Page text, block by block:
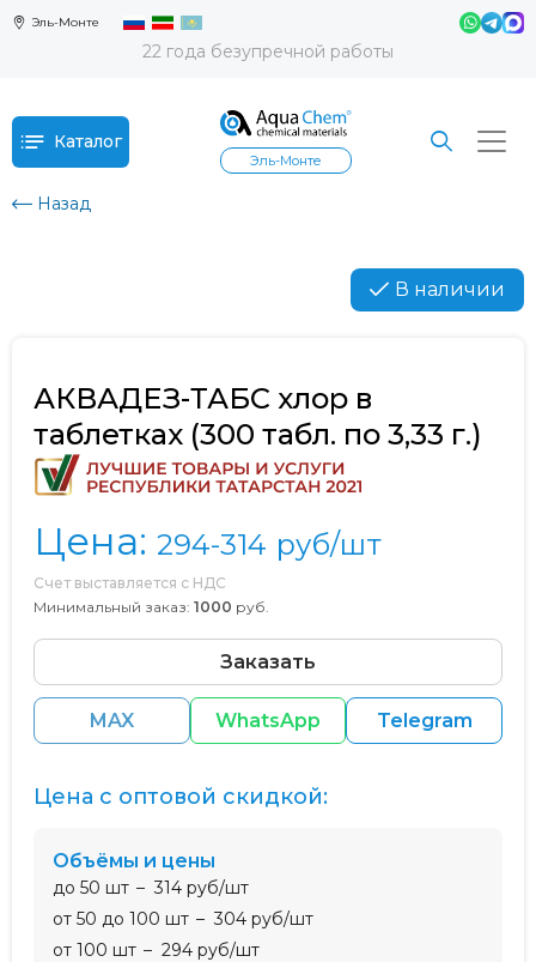
Эль-Монте
22 года безупречной работы
Каталог
Эль-Монте
Назад
В наличии
АКВАДЕЗ-ТАБС хлор в
таблетках (300 табл. по 3,33 г.)
Цена: 294-314 руб/шт
Счет выставляется с НДС
Минимальный заказ: 1000 руб.
Заказать
MAX WhatsApp Telegram
Цена с оптовой скидкой:
Объёмы и цены
до 50 шт
314 руб/шт
от 50 до 100 шт
304 руб/шт
от 100 шт
294 руб/шт